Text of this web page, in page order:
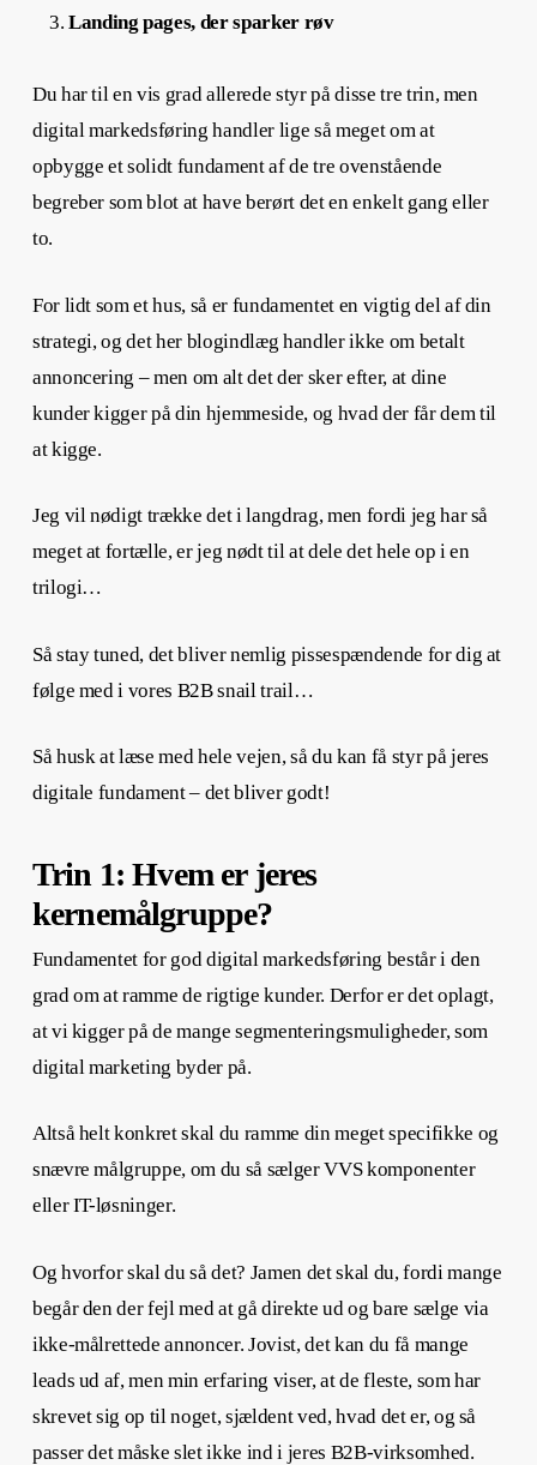
Landing pages, der sparker røv
Du har til en vis grad allerede styr på disse tre trin, men
digital markedsføring handler lige så meget om at
opbygge et solidt fundament af de tre ovenstående
begreber som blot at have berørt det en enkelt gang eller
to.
For lidt som et hus, så er fundamentet en vigtig del af din
strategi, og det her blogindlæg handler ikke om betalt
annoncering – men om alt det der sker efter, at dine
kunder kigger på din hjemmeside, og hvad der får dem til
at kigge.
Jeg vil nødigt trække det i langdrag, men fordi jeg har så
meget at fortælle, er jeg nødt til at dele det hele op i en
trilogi…
Så stay tuned, det bliver nemlig pissespændende for dig at
følge med i vores B2B snail trail…
Så husk at læse med hele vejen, så du kan få styr på jeres
digitale fundament – det bliver godt!
Trin 1: Hvem er jeres
kernemålgruppe?
Fundamentet for god digital markedsføring består i den
grad om at ramme de rigtige kunder. Derfor er det oplagt,
at vi kigger på de mange segmenteringsmuligheder, som
digital marketing byder på.
Altså helt konkret skal du ramme din meget specifikke og
snævre målgruppe, om du så sælger VVS komponenter
eller IT-løsninger.
Og hvorfor skal du så det? Jamen det skal du, fordi mange
begår den der fejl med at gå direkte ud og bare sælge via
ikke-målrettede annoncer. Jovist, det kan du få mange
leads ud af, men min erfaring viser, at de fleste, som har
skrevet sig op til noget, sjældent ved, hvad det er, og så
passer det måske slet ikke ind i jeres B2B-virksomhed.